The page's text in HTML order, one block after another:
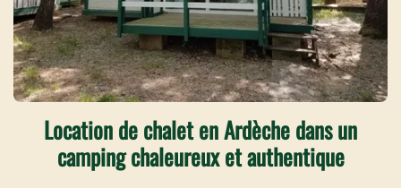
Location de chalet en Ardèche dans un
camping chaleureux et authentique